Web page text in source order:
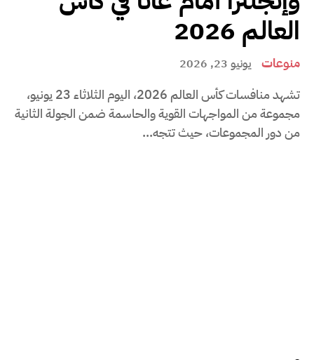
العالم 2026
منوعات يونيو 23, 2026
تشهد منافسات كأس العالم 2026، اليوم الثلاثاء 23 يونيو،
مجموعة من المواجهات القوية والحاسمة ضمن الجولة الثانية
من دور المجموعات، حيث تتجه...